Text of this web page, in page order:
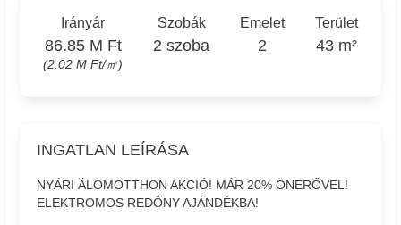
Irányár
86.85 M Ft
(2.02 M Ft/㎡)
Szobák
2 szoba
Emelet
2
Terület
43 m²
INGATLAN LEÍRÁSA
NYÁRI ÁLOMOTTHON AKCIÓ! MÁR 20% ÖNERŐVEL!
ELEKTROMOS REDŐNY AJÁNDÉKBA!